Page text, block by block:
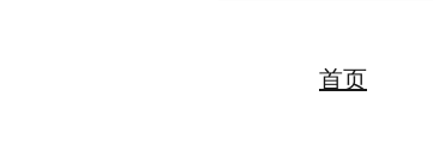
首页